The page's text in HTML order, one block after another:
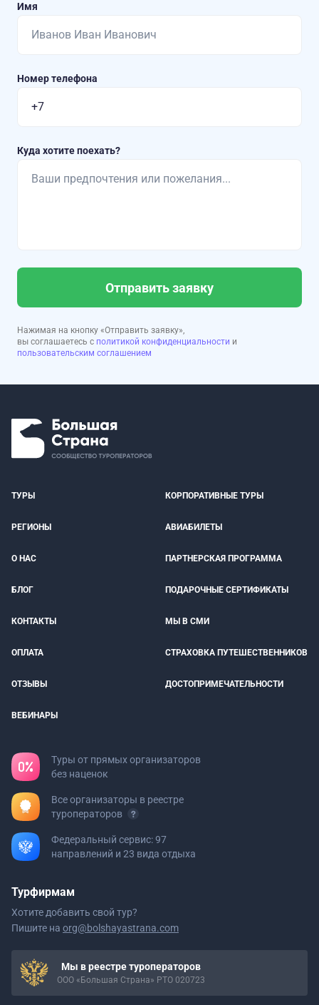
Имя
Номер телефона
Куда хотите поехать?
Отправить заявку
Нажимая на кнопку «Отправить заявку»,
вы соглашаетесь с политикой конфиденциальности и
пользовательским соглашением
ТУРЫ КОРПОРАТИВНЫЕ ТУРЫ
РЕГИОНЫ АВИАБИЛЕТЫ
О НАС ПАРТНЕРСКАЯ ПРОГРАММА
БЛОГ ПОДАРОЧНЫЕ СЕРТИФИКАТЫ
КОНТАКТЫ МЫ В СМИ
ОПЛАТА СТРАХОВКА ПУТЕШЕСТВЕННИКОВ
ОТЗЫВЫ ДОСТОПРИМЕЧАТЕЛЬНОСТИ
ВЕБИНАРЫ
Туры от прямых организаторов
без наценок
Все организаторы в реестре
туроператоров
Федеральный сервис: 97
направлений и 23 вида отдыха
Турфирмам
Хотите добавить свой тур?
Пишите на org@bolshayastrana.com
Мы в реестре туроператоров
ООО «Большая Страна» РТО 020723